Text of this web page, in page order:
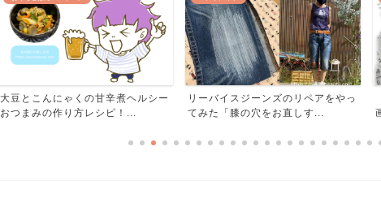
リーバイスジーンズのリペアをやっ
てみた「膝の穴をお直しす...
「君たちはどう生きるか」ジブリ映
画を見た感想！【ほぼ日絵...